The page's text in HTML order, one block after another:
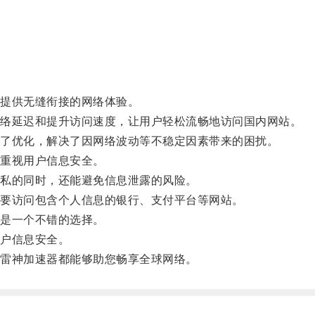
无缝衔接的网络体验。
迟和提升访问速度，让用户轻松流畅地访问国内网站。
化，解决了因网络波动等不稳定因素带来的困扰。
用户信息安全。
同时，还能避免信息泄露的风险。
问包含个人信息的银行、支付平台等网站。
个不错的选择。
息安全。
加速器都能够助您畅享全球网络。